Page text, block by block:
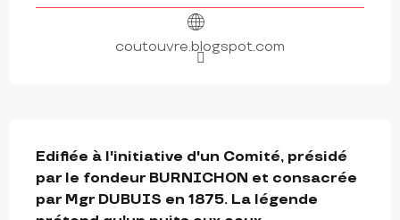
coutouvre.blogspot.com
Edifiée à l'initiative d'un Comité, présidé
par le fondeur BURNICHON et consacrée
par Mgr DUBUIS en 1875. La légende